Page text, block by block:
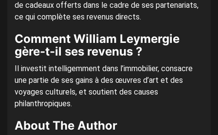
de cadeaux offerts dans le cadre de ses partenariats,
ce qui complète ses revenus directs.
Comment William Leymergie
gère-t-il ses revenus ?
Il investit intelligemment dans l’immobilier, consacre
une partie de ses gains à des œuvres d’art et des
voyages culturels, et soutient des causes
philanthropiques.
About The Author